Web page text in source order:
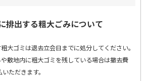
排出する粗大ごみについて
大ゴミは退去立会日までに処分してください。
敷地内に粗大ゴミを残している場合は撤去費
ただきます。